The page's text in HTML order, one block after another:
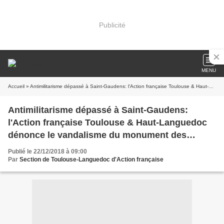
Publicité
MENU
Accueil » Antimilitarisme dépassé à Saint-Gaudens: l'Action française Toulouse & Haut-Languedoc dénonce le vandalisme du monument des Maréchaux
Antimilitarisme dépassé à Saint-Gaudens:
l'Action française Toulouse & Haut-Languedoc
dénonce le vandalisme du monument des
Maréchaux
Publié le 22/12/2018 à 09:00
Par Section de Toulouse-Languedoc d'Action française